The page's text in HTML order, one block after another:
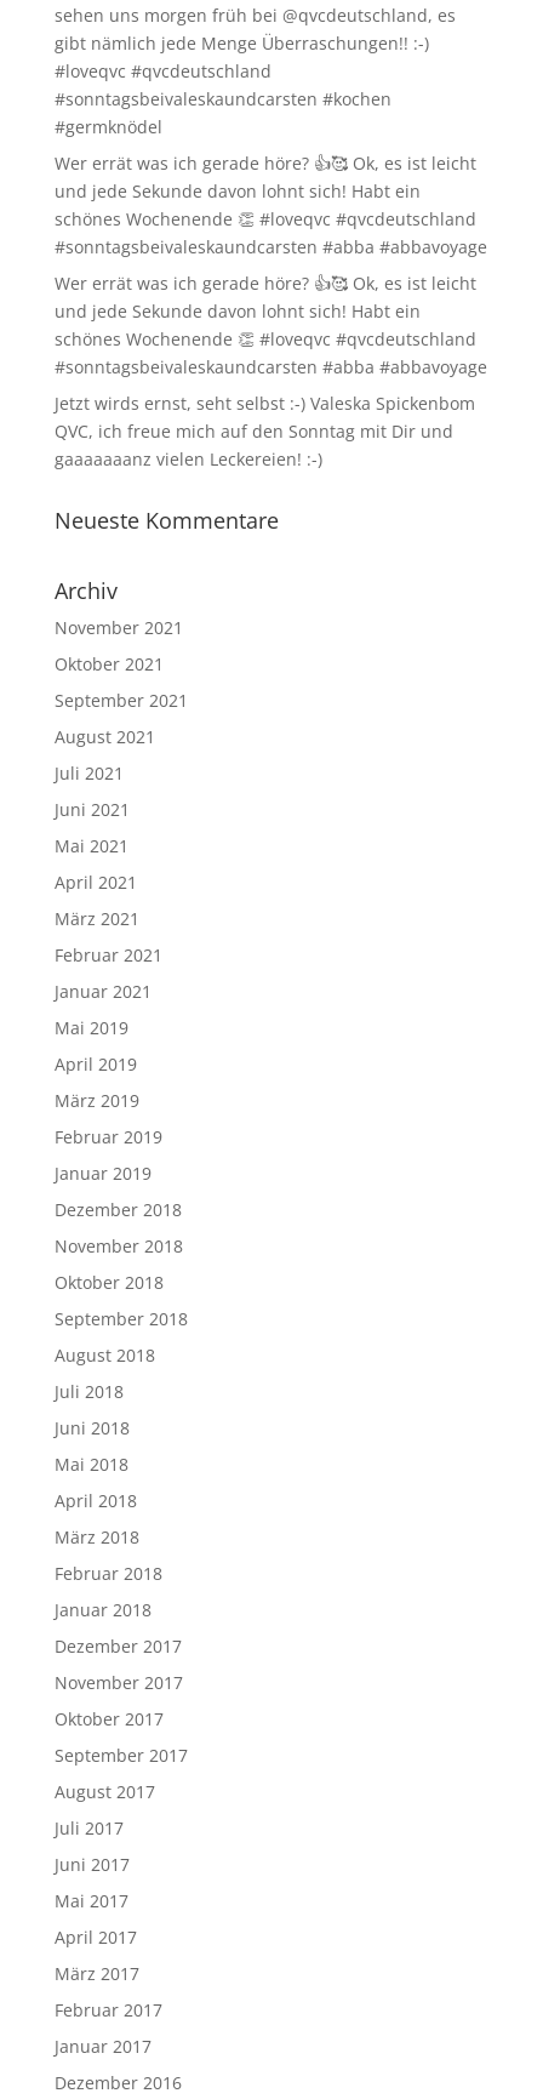
sehen uns morgen früh bei @qvcdeutschland, es
gibt nämlich jede Menge Überraschungen!! :-)
#loveqvc #qvcdeutschland
#sonntagsbeivaleskaundcarsten #kochen
#germknödel
Wer errät was ich gerade höre? 👍🥰 Ok, es ist leicht
und jede Sekunde davon lohnt sich! Habt ein
schönes Wochenende 👏 #loveqvc #qvcdeutschland
#sonntagsbeivaleskaundcarsten #abba #abbavoyage
Wer errät was ich gerade höre? 👍🥰 Ok, es ist leicht
und jede Sekunde davon lohnt sich! Habt ein
schönes Wochenende 👏 #loveqvc #qvcdeutschland
#sonntagsbeivaleskaundcarsten #abba #abbavoyage
Jetzt wirds ernst, seht selbst :-) Valeska Spickenbom
QVC, ich freue mich auf den Sonntag mit Dir und
gaaaaaaanz vielen Leckereien! :-)
Neueste Kommentare
Archiv
November 2021
Oktober 2021
September 2021
August 2021
Juli 2021
Juni 2021
Mai 2021
April 2021
März 2021
Februar 2021
Januar 2021
Mai 2019
April 2019
März 2019
Februar 2019
Januar 2019
Dezember 2018
November 2018
Oktober 2018
September 2018
August 2018
Juli 2018
Juni 2018
Mai 2018
April 2018
März 2018
Februar 2018
Januar 2018
Dezember 2017
November 2017
Oktober 2017
September 2017
August 2017
Juli 2017
Juni 2017
Mai 2017
April 2017
März 2017
Februar 2017
Januar 2017
Dezember 2016